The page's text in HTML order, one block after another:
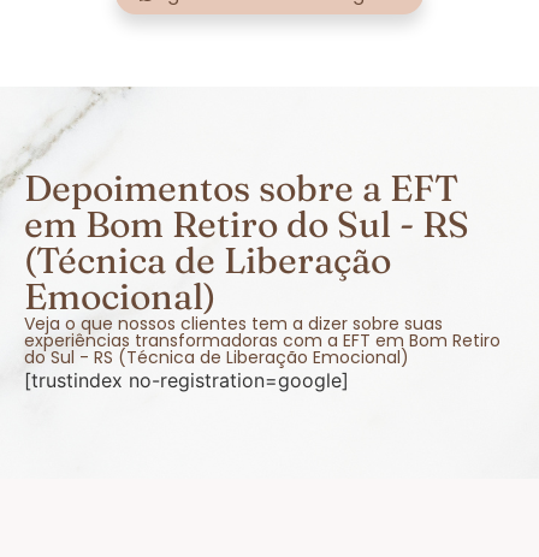
Depoimentos sobre a EFT
em Bom Retiro do Sul - RS
(Técnica de Liberação
Emocional)
Veja o que nossos clientes tem a dizer sobre suas
experiências transformadoras com a EFT em Bom Retiro
do Sul - RS (Técnica de Liberação Emocional)
[trustindex no-registration=google]